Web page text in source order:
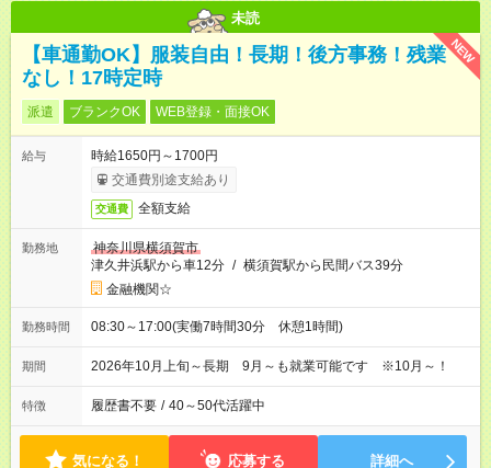
未読
NEW
【車通勤OK】服装自由！長期！後方事務！残業
なし！17時定時
派遣 ブランクOK WEB登録・面接OK
給与
時給1650円～1700円
交通費別途支給あり
交通費 全額支給
勤務地
神奈川県横須賀市
津久井浜駅から車12分 / 横須賀駅から民間バス39分
金融機関☆
勤務時間 08:30～17:00(実働7時間30分 休憩1時間)
期間 2026年10月上旬～長期 9月～も就業可能です ※10月～！
特徴 履歴書不要 / 40～50代活躍中
気になる！ 応募する 詳細へ